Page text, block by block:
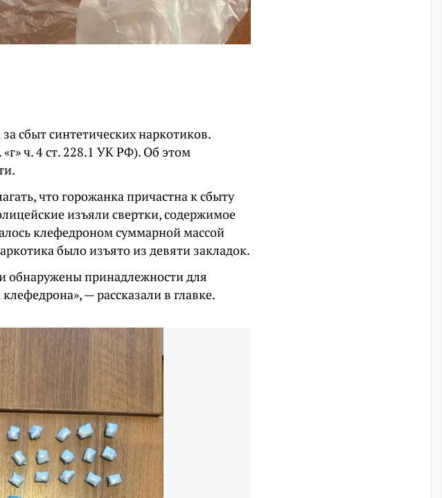
сбыт синтетических наркотиков.
ч. 4 ст. 228.1 УК РФ). Об этом
что горожанка причастна к сбыту
изъяли свертки, содержимое
клефедроном суммарной массой
было изъято из девяти закладок.
обнаружены принадлежности для
— рассказали в главке.